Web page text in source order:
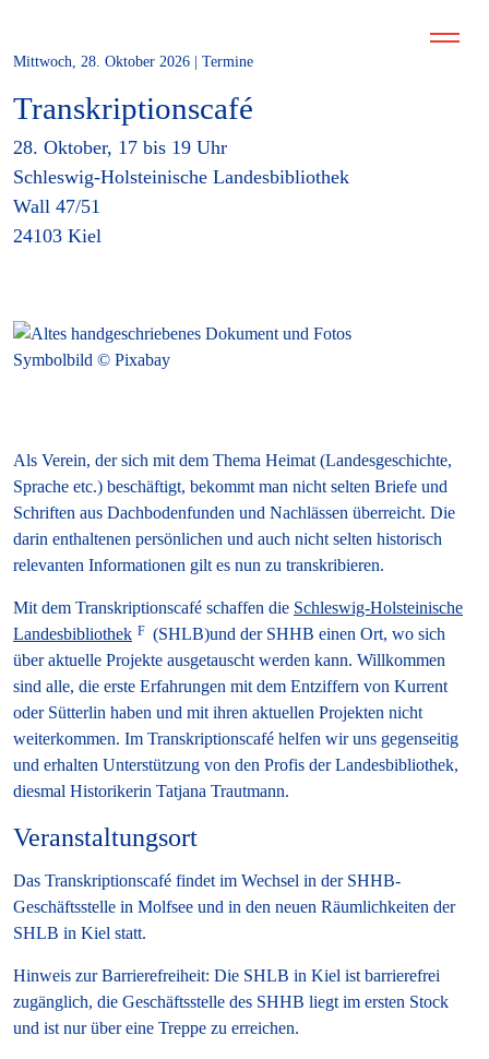
Mittwoch, 28. Oktober 2026 | Termine
Transkriptionscafé
28. Oktober, 17 bis 19 Uhr
Schleswig-Holsteinische Landesbibliothek
Wall 47/51
24103 Kiel
Symbolbild © Pixabay
Als Verein, der sich mit dem Thema Heimat (Landesgeschichte,
Sprache etc.) beschäftigt, bekommt man nicht selten Briefe und
Schriften aus Dachbodenfunden und Nachlässen überreicht. Die
darin enthaltenen persönlichen und auch nicht selten historisch
relevanten Informationen gilt es nun zu transkribieren.
Mit dem Transkriptionscafé schaffen die Schleswig-Holsteinische
Landesbibliothek
(SHLB)und der SHHB einen Ort, wo sich
über aktuelle Projekte ausgetauscht werden kann. Willkommen
sind alle, die erste Erfahrungen mit dem Entziffern von Kurrent
oder Sütterlin haben und mit ihren aktuellen Projekten nicht
weiterkommen. Im Transkriptionscafé helfen wir uns gegenseitig
und erhalten Unterstützung von den Profis der Landesbibliothek,
diesmal Historikerin Tatjana Trautmann.
Veranstaltungsort
Das Transkriptionscafé findet im Wechsel in der SHHB-
Geschäftsstelle in Molfsee und in den neuen Räumlichkeiten der
SHLB in Kiel statt.
Hinweis zur Barrierefreiheit: Die SHLB in Kiel ist barrierefrei
zugänglich, die Geschäftsstelle des SHHB liegt im ersten Stock
und ist nur über eine Treppe zu erreichen.